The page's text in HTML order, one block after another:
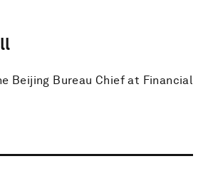
Beijing Bureau Chief at Financial